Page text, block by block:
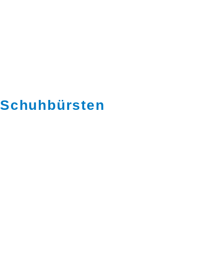
Schuhbürsten